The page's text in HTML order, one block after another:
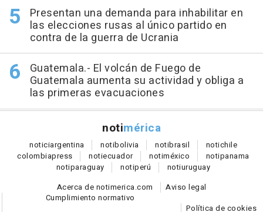
Presentan una demanda para inhabilitar en
las elecciones rusas al único partido en
contra de la guerra de Ucrania
Guatemala.- El volcán de Fuego de
Guatemala aumenta su actividad y obliga a
las primeras evacuaciones
notimérica
noticiargentina notibolivia notibrasil notichile
colombiapress notiecuador notiméxico notipanama
notiparaguay notiperú notiuruguay
Acerca de notimerica.com
Aviso legal
Cumplimiento normativo
Política de cookies